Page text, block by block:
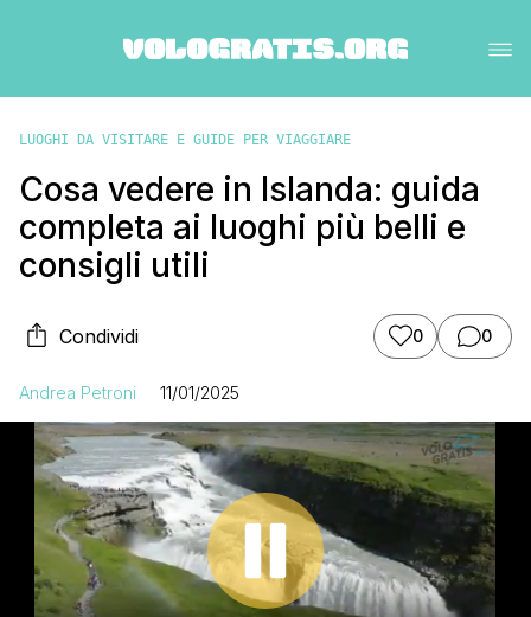
LUOGHI DA VISITARE E GUIDE PER VIAGGIARE
Cosa vedere in Islanda: guida
completa ai luoghi più belli e
consigli utili
Condividi 0 0
Andrea Petroni 11/01/2025